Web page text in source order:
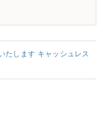
たします キャッシュレス